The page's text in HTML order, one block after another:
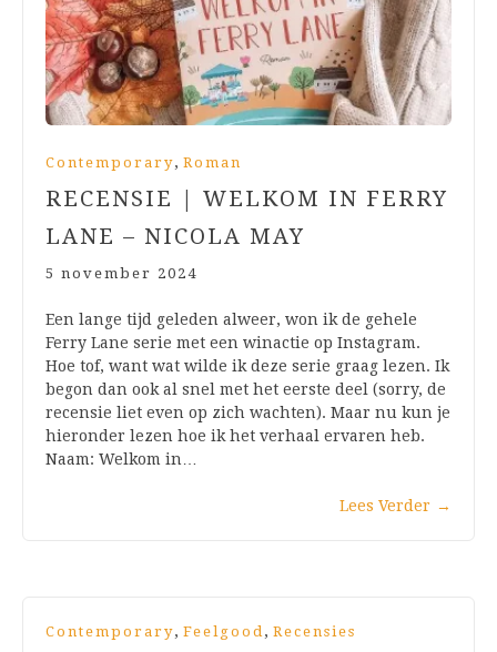
Contemporary, Roman
RECENSIE | WELKOM IN FERRY
LANE – NICOLA MAY
5 november 2024
Een lange tijd geleden alweer, won ik de gehele
Ferry Lane serie met een winactie op Instagram.
Hoe tof, want wat wilde ik deze serie graag lezen. Ik
begon dan ook al snel met het eerste deel (sorry, de
recensie liet even op zich wachten). Maar nu kun je
hieronder lezen hoe ik het verhaal ervaren heb.
Naam: Welkom in…
Lees Verder →
Contemporary, Feelgood , Recensies